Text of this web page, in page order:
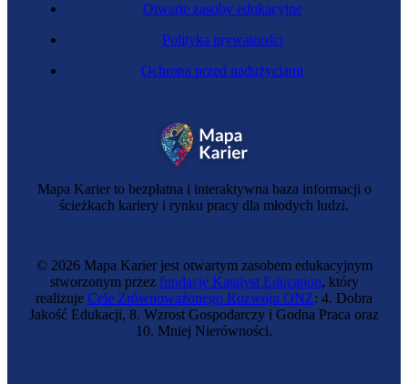
Zawód regulowany
Audiolog
Mapa Karier to bezpłatna i interaktywna baza informacji o
ścieżkach kariery i rynku pracy dla młodych ludzi.
Otwarte zasoby edukacyjne
Polityka prywatności
Ochrona przed nadużyciami
© 2026 Mapa Karier jest otwartym zasobem edukacyjnym
stworzonym przez fundację Katalyst Education, który
realizuje Cele Zrównoważonego Rozwoju ONZ: 4. Dobra
Jakość Edukacji, 8. Wzrost Gospodarczy i Godna Praca oraz
10. Mniej Nierówności.